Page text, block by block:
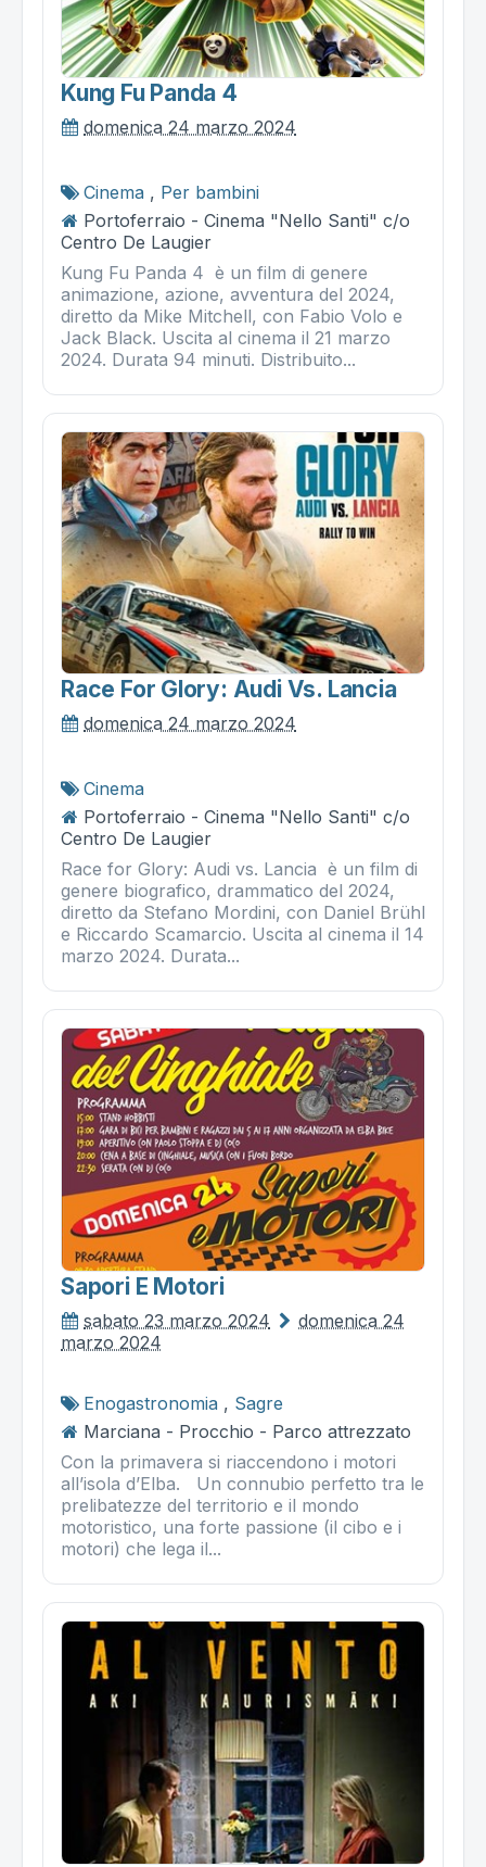
Kung Fu Panda 4
domenica 24 marzo 2024
Cinema , Per bambini
Portoferraio - Cinema "Nello Santi" c/o
Centro De Laugier
Kung Fu Panda 4 è un film di genere
animazione, azione, avventura del 2024,
diretto da Mike Mitchell, con Fabio Volo e
Jack Black. Uscita al cinema il 21 marzo
2024. Durata 94 minuti. Distribuito...
Race For Glory: Audi Vs. Lancia
domenica 24 marzo 2024
Cinema
Portoferraio - Cinema "Nello Santi" c/o
Centro De Laugier
Race for Glory: Audi vs. Lancia è un film di
genere biografico, drammatico del 2024,
diretto da Stefano Mordini, con Daniel Brühl
e Riccardo Scamarcio. Uscita al cinema il 14
marzo 2024. Durata...
Sapori E Motori
sabato 23 marzo 2024
domenica 24
marzo 2024
Enogastronomia , Sagre
Marciana - Procchio - Parco attrezzato
Con la primavera si riaccendono i motori
all’isola d’Elba. Un connubio perfetto tra le
prelibatezze del territorio e il mondo
motoristico, una forte passione (il cibo e i
motori) che lega il...